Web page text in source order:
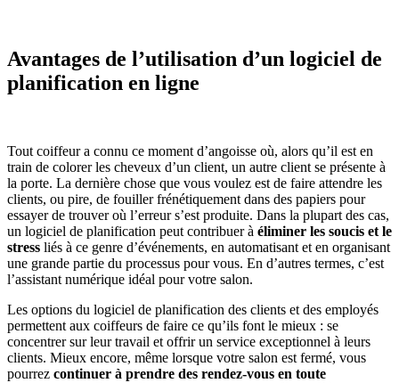
Avantages de l’utilisation d’un logiciel de
planification en ligne
Tout coiffeur a connu ce moment d’angoisse où, alors qu’il est en
train de colorer les cheveux d’un client, un autre client se présente à
la porte. La dernière chose que vous voulez est de faire attendre les
clients, ou pire, de fouiller frénétiquement dans des papiers pour
essayer de trouver où l’erreur s’est produite. Dans la plupart des cas,
un logiciel de planification peut contribuer à éliminer les soucis et le
stress liés à ce genre d’événements, en automatisant et en organisant
une grande partie du processus pour vous. En d’autres termes, c’est
l’assistant numérique idéal pour votre salon.
Les options du logiciel de planification des clients et des employés
permettent aux coiffeurs de faire ce qu’ils font le mieux : se
concentrer sur leur travail et offrir un service exceptionnel à leurs
clients. Mieux encore, même lorsque votre salon est fermé, vous
pourrez continuer à prendre des rendez-vous en toute